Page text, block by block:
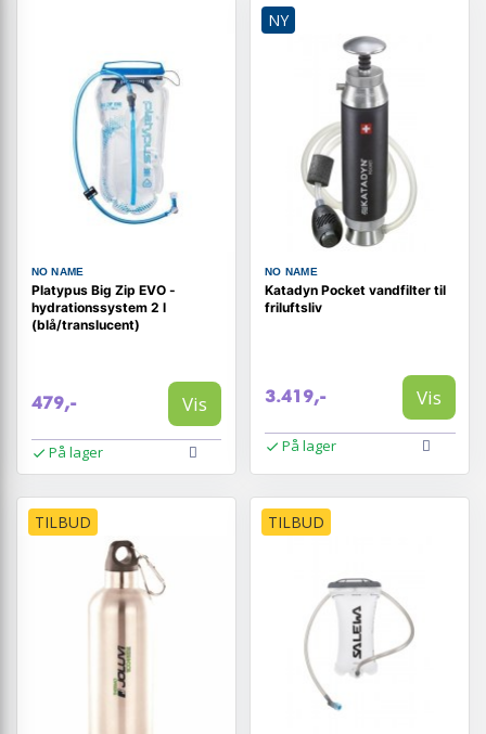
NO NAME
Platypus Big Zip EVO -
hydrationssystem 2 l
(blå/translucent)
479,- Vis
På lager
NY
NO NAME
Katadyn Pocket vandfilter til
friluftsliv
3.419,- Vis
På lager
TILBUD TILBUD